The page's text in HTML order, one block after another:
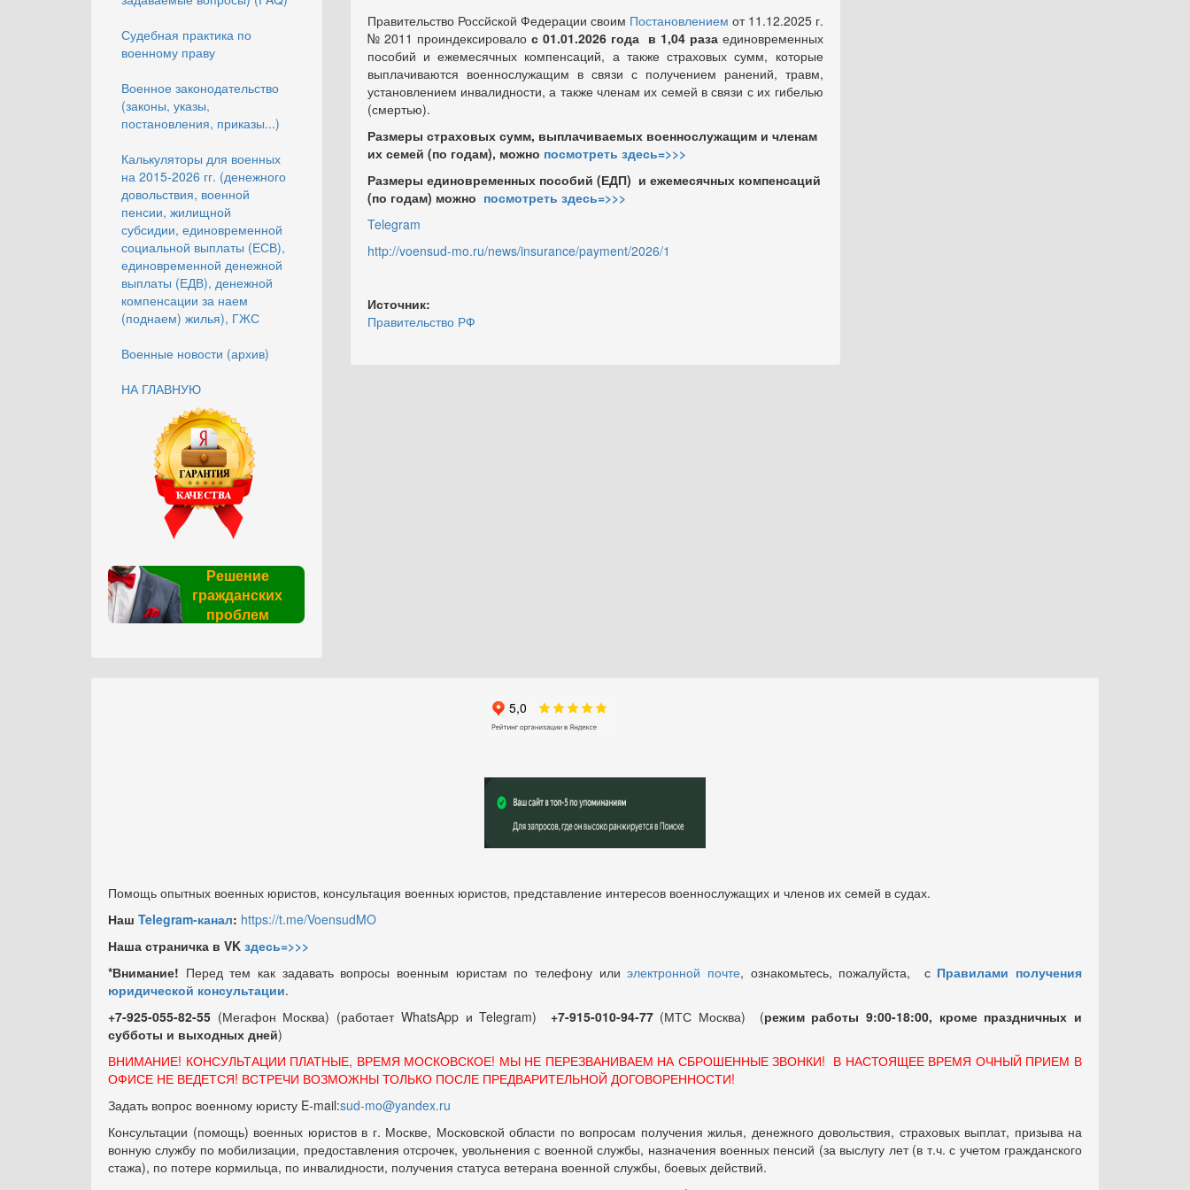
Судебная практика по
военному праву
Военное законодательство
(законы, указы,
постановления, приказы...)
Калькуляторы для военных
на 2015-2026 гг. (денежного
довольствия, военной
пенсии, жилищной
субсидии, единовременной
социальной выплаты (ЕСВ),
единовременной денежной
выплаты (ЕДВ), денежной
компенсации за наем
(поднаем) жилья), ГЖС
Военные новости (архив)
НА ГЛАВНУЮ
Решение
гражданских
проблем
Правительство Россйской Федерации своим Постановлением от 11.12.2025 г.
№ 2011 проиндексировалос 01.01.2026 года в 1,04 раза единовременных
пособий и ежемесячных компенсаций, а также страховых сумм, которые
выплачиваются военнослужащим в связи с получением ранений, травм,
установлением инвалидности, а также членам их семей в связи с их гибелью
(смертью).
Размеры страховых сумм, выплачиваемых военнослужащим и членам
их семей (по годам), можно посмотреть здесь=>>>
Размеры единовременных пособий (ЕДП) и ежемесячных компенсаций
(по годам) можно посмотреть здесь=>>>
Telegram
http://voensud-mo.ru/news/insurance/payment/2026/1
Источник:
Правительство РФ
Помощь опытных военных юристов, консультация военных юристов, представление интересов военнослужащих и членов их семей в судах.
Наш Telegram-канал: https://t.me/VoensudMO
Наша страничка в VK здесь=>>>
*Внимание! Перед тем как задавать вопросы военным юристам по телефону илиэлектронной почте, ознакомьтесь, пожалуйста, с Правилами получения
юридической консультации.
+7-925-055-82-55 (Мегафон Москва) (работает WhatsApp и Telegram) +7-915-010-94-77 (МТС Москва) (режим работы 9:00-18:00, кроме праздничных и
субботы и выходных дней)
ВНИМАНИЕ! КОНСУЛЬТАЦИИ ПЛАТНЫЕ, ВРЕМЯ МОСКОВСКОЕ! МЫ НЕ ПЕРЕЗВАНИВАЕМ НА СБРОШЕННЫЕ ЗВОНКИ! В НАСТОЯЩЕЕ ВРЕМЯ ОЧНЫЙ ПРИЕМ В
ОФИСЕ НЕ ВЕДЕТСЯ! ВСТРЕЧИ ВОЗМОЖНЫ ТОЛЬКО ПОСЛЕ ПРЕДВАРИТЕЛЬНОЙ ДОГОВОРЕННОСТИ!
Задать вопрос военному юристу E-mail:sud-mo@yandex.ru
Консультации (помощь) военных юристов в г. Москве, Московской области по вопросам получения жилья, денежного довольствия, страховых выплат, призыва на
вонную службу по мобилизации, предоставления отсрочек, увольнения с военной службы, назначения военных пенсий (за выслугу лет (в т.ч. с учетом гражданского
стажа), по потере кормильца, по инвалидности, получения статуса ветерана военной службы, боевых действий.